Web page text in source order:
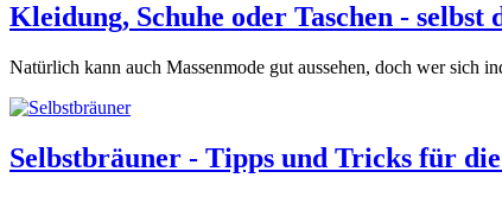
Kleidung, Schuhe oder Taschen - selbst
Natürlich kann auch Massenmode gut aussehen, doch wer sich
Selbstbräuner - Tipps und Tricks für